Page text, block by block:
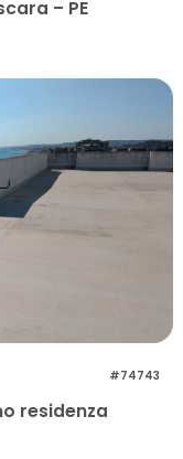
– PE
#74743
residenza